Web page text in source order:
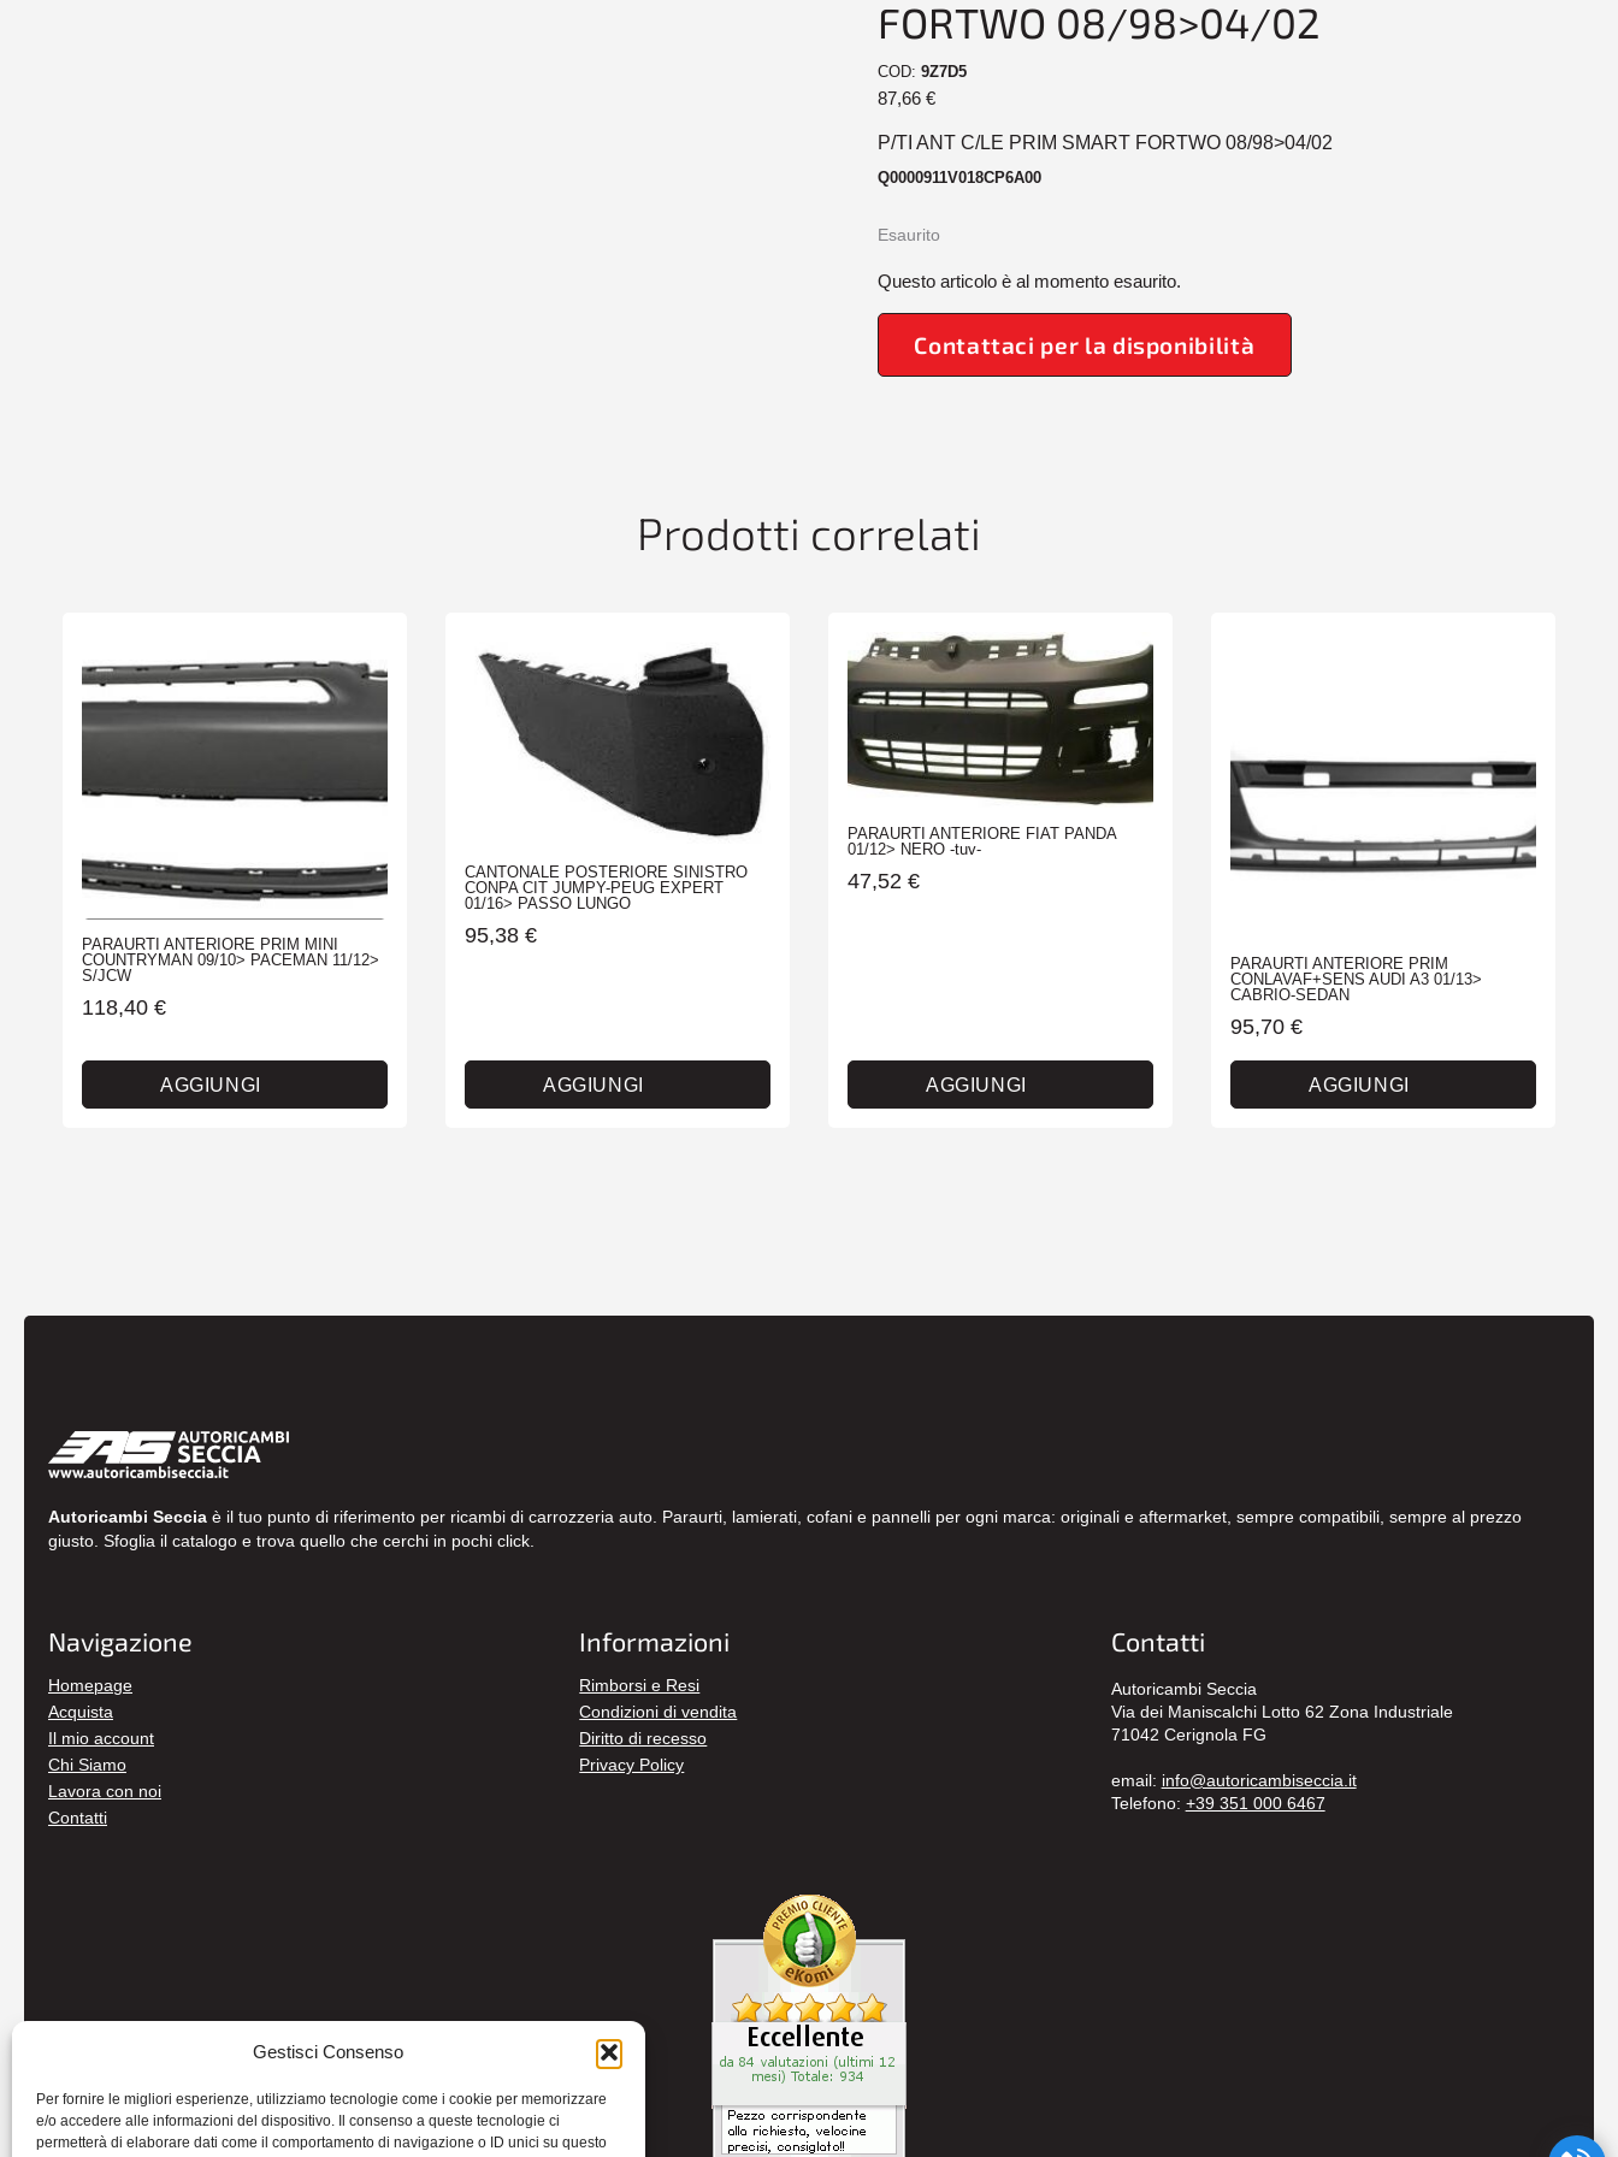
Gestisci Consenso
Per fornire le migliori esperienze, utilizziamo tecnologie come i cookie per memorizzare
e/o accedere alle informazioni del dispositivo. Il consenso a queste tecnologie ci
permetterà di elaborare dati come il comportamento di navigazione o ID unici su questo
FORTWO 08/98>04/02
COD: 9Z7D5
87,66 €
P/TI ANT C/LE PRIM SMART FORTWO 08/98>04/02
Q0000911V018CP6A00
Esaurito
Questo articolo è al momento esaurito.
Contattaci per la disponibilità
Prodotti correlati
PARAURTI ANTERIORE PRIM MINI
COUNTRYMAN 09/10> PACEMAN 11/12>
S/JCW
118,40 €
AGGIUNGI
CANTONALE POSTERIORE SINISTRO
CONPA CIT JUMPY-PEUG EXPERT
01/16> PASSO LUNGO
95,38 €
AGGIUNGI
PARAURTI ANTERIORE FIAT PANDA
01/12> NERO -tuv-
47,52 €
AGGIUNGI
PARAURTI ANTERIORE PRIM
CONLAVAF+SENS AUDI A3 01/13>
CABRIO-SEDAN
95,70 €
AGGIUNGI
Autoricambi Seccia è il tuo punto di riferimento per ricambi di carrozzeria auto. Paraurti, lamierati, cofani e pannelli per ogni marca: originali e aftermarket, sempre compatibili, sempre al prezzo
giusto. Sfoglia il catalogo e trova quello che cerchi in pochi click.
Navigazione
Homepage
Acquista
Il mio account
Chi Siamo
Lavora con noi
Contatti
Informazioni
Rimborsi e Resi
Condizioni di vendita
Diritto di recesso
Privacy Policy
Contatti
Autoricambi Seccia
Via dei Maniscalchi Lotto 62 Zona Industriale
71042 Cerignola FG
email: info@autoricambiseccia.it
Telefono: +39 351 000 6467